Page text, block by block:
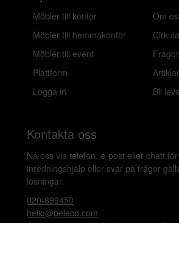
Möbler till kontor
Möbler till hemmakontor
Möbler till event
Plattform
Logga in
Om
Bli
Kontakta oss
Nå oss via telefon, e-post eller chatt
inredningshjälp eller svar på frågor
lösningar.
020-899450
hello@beleco.com
Sommaröppettider (vecka 28–30):